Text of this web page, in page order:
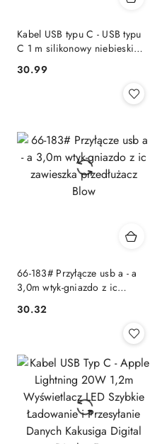
Kabel USB typu C - USB typu
C 1 m silikonowy niebieski
Cena:
30.99
66-183# Przyłącze usb a - a
3,0m wtyk-gniazdo z ic
Cena:
30.32